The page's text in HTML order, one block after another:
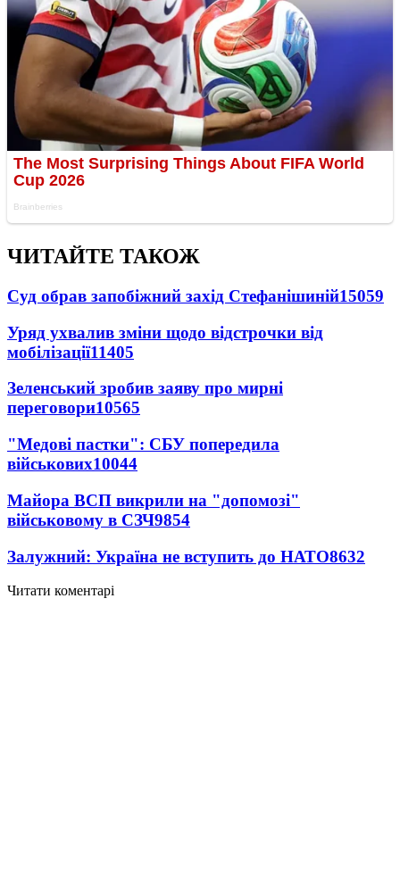
ЧИТАЙТЕ ТАКОЖ
Суд обрав запобіжний захід Стефанішиній15059
Уряд ухвалив зміни щодо відстрочки від
мобілізації11405
Зеленський зробив заяву про мирні
переговори10565
"Медові пастки": СБУ попередила
військових10044
Майора ВСП викрили на "допомозі"
військовому в СЗЧ9854
Залужний: Україна не вступить до НАТО8632
Читати коментарі